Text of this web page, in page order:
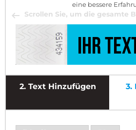
eine bessere
Scrollen Sie, um die gesamte
2. Text Hinzufügen 3.